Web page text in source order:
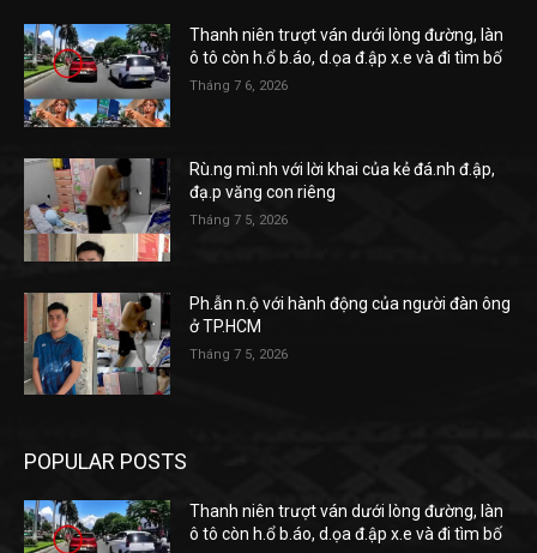
Thanh niên trượt ván dưới lòng đường, làn
ô tô còn h.ổ b.áo, d.ọa đ.ập x.e và đi tìm bố
Tháng 7 6, 2026
Rù.ng mì.nh với lời khai của kẻ đá.nh đ.ập,
đạ.p văng con riêng
Tháng 7 5, 2026
Ph.ẫn n.ộ với hành động của người đàn ông
ở TP.HCM
Tháng 7 5, 2026
POPULAR POSTS
Thanh niên trượt ván dưới lòng đường, làn
ô tô còn h.ổ b.áo, d.ọa đ.ập x.e và đi tìm bố